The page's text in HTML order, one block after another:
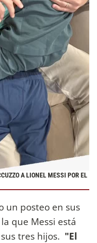
A LIONEL MESSI POR EL
un posteo en sus
que Messi está
tres hijos. "El